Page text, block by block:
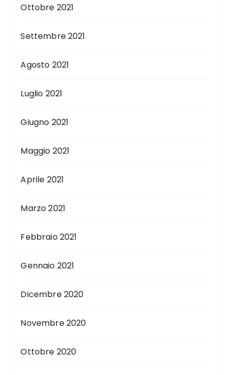
Ottobre 2021
Settembre 2021
Agosto 2021
Luglio 2021
Giugno 2021
Maggio 2021
Aprile 2021
Marzo 2021
Febbraio 2021
Gennaio 2021
Dicembre 2020
Novembre 2020
Ottobre 2020